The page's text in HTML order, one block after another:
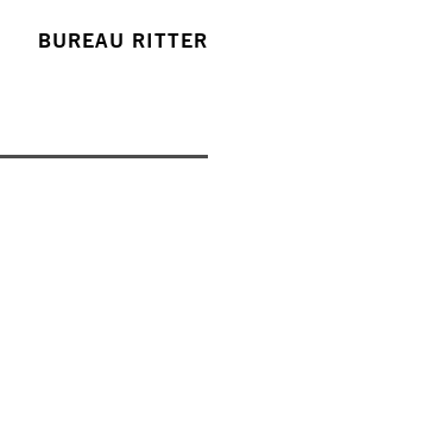
BUREAU RITTER